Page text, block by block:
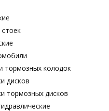
тормозных колодок
дисков
тормозных дисков